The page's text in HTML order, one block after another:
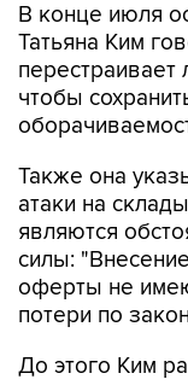
В конце июля
Татьяна Ким
перестраивает
чтобы
Также она
атаки на
являются
силы:
оферты не
потери по
До этого Ким